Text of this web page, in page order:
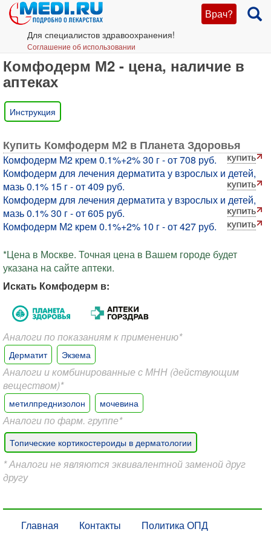
Врач?
Для специалистов здравоохранения!
Соглашение об использовании
Комфодерм М2 - цена, наличие в
аптеках
Инструкция
Купить Комфодерм М2 в Планета Здоровья
Комфодерм М2 крем 0.1%+2% 30 г - от 708 руб.
Комфодерм для лечения дерматита у взрослых и детей,
мазь 0.1% 15 г - от 409 руб.
Комфодерм для лечения дерматита у взрослых и детей,
мазь 0.1% 30 г - от 605 руб.
Комфодерм М2 крем 0.1%+2% 10 г - от 427 руб.
*Цена в Москве. Точная цена в Вашем городе будет
указана на сайте аптеки.
Искать Комфодерм в:
Аналоги по показаниям к применению*
Дерматит Экзема
Аналоги и комбинированные с МНН (действующим
веществом)*
метилпреднизолон мочевина
Аналоги по фарм. группе*
Топические кортикостероиды в дерматологии
* Аналоги не являются эквивалентной заменой друг
другу
Главная Контакты Политика ОПД